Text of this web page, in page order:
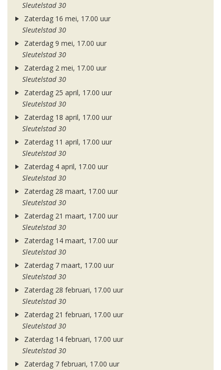
Sleutelstad 30
Zaterdag 16 mei, 17.00 uur
Sleutelstad 30
Zaterdag 9 mei, 17.00 uur
Sleutelstad 30
Zaterdag 2 mei, 17.00 uur
Sleutelstad 30
Zaterdag 25 april, 17.00 uur
Sleutelstad 30
Zaterdag 18 april, 17.00 uur
Sleutelstad 30
Zaterdag 11 april, 17.00 uur
Sleutelstad 30
Zaterdag 4 april, 17.00 uur
Sleutelstad 30
Zaterdag 28 maart, 17.00 uur
Sleutelstad 30
Zaterdag 21 maart, 17.00 uur
Sleutelstad 30
Zaterdag 14 maart, 17.00 uur
Sleutelstad 30
Zaterdag 7 maart, 17.00 uur
Sleutelstad 30
Zaterdag 28 februari, 17.00 uur
Sleutelstad 30
Zaterdag 21 februari, 17.00 uur
Sleutelstad 30
Zaterdag 14 februari, 17.00 uur
Sleutelstad 30
Zaterdag 7 februari, 17.00 uur